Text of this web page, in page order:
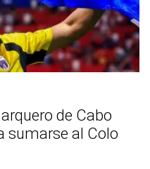
de Cabo
sumarse al Colo